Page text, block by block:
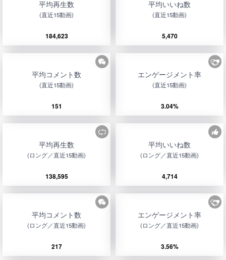
平均再生数
(直近15動画)
184,623
平均いいね数
(直近15動画)
5,470
平均コメント数
(直近15動画)
151
エンゲージメント率
(直近15動画)
3.04%
平均再生数
(ロング／直近15動画)
138,595
平均いいね数
(ロング／直近15動画)
4,714
平均コメント数
(ロング／直近15動画)
217
エンゲージメント率
(ロング／直近15動画)
3.56%